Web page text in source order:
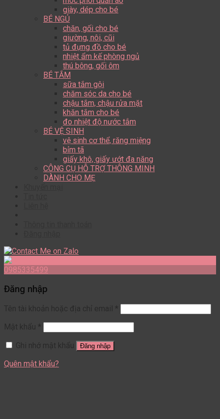
giày, dép cho bé
BÉ NGỦ
chăn, gối cho bé
giường, nôi, cũi
tủ đựng đồ cho bé
nhiệt ẩm kế phòng ngủ
thú bông, gối ôm
BÉ TẮM
sữa tắm gội
chăm sóc da cho bé
chậu tắm, chậu rửa mặt
khăn tắm cho bé
đo nhiệt độ nước tắm
BÉ VỆ SINH
vệ sinh cơ thể, răng miệng
bỉm tã
giấy khô, giấy ướt đa năng
CÔNG CỤ HỖ TRỢ THÔNG MINH
DÀNH CHO MẸ
0985335499
Đăng nhập
Tên tài khoản hoặc địa chỉ email
Mật khẩu
Ghi nhớ mật khẩu
Đăng nhập
Quên mật khẩu?